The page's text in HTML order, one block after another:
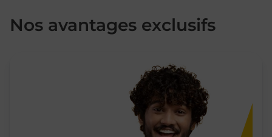
Nos avantages exclusifs